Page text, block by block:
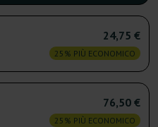
24,75 €
25% PIÙ ECONOMICO
76,50 €
25% PIÙ ECONOMICO